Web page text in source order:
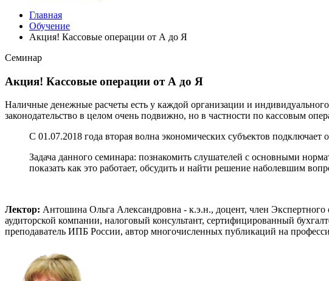
Главная
Обучение
Акция! Кассовые операции от А до Я
Семинар
Акция! Кассовые операции от А до Я
Наличные денежные расчеты есть у каждой организации и
законодательство в целом очень подвижно, но в частности по кассовым
С 01.07.2018 года вторая волна экономических субъектов подключает
Задача данного семинара: познакомить слушателей с основными
показать как это работает, обсудить и найти решение наболевшим
Лектор: Антошина Ольга Александровна - к.э.н., доцент, член Экспертного
аудиторской компании, налоговый консультант, сертифицированный
преподаватель ИПБ России, автор многочисленных публикаций на